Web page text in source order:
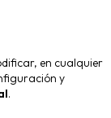
en cualquier
y
.